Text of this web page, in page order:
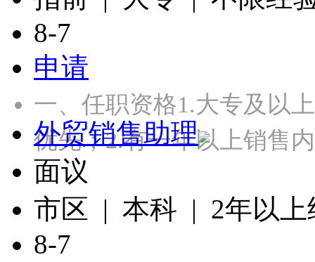
8-7
申请
一、任职资格1.大专及以
优先；2.有一年以上销售
外贸销售助理
面议
市区 | 本科 | 2年以上
8-7